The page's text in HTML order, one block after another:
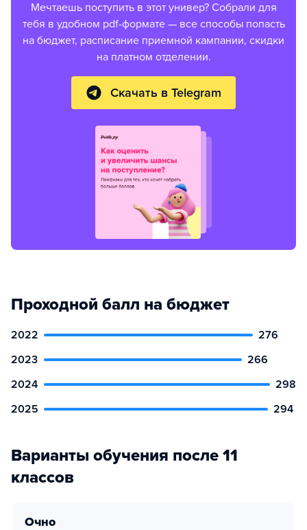
Мечтаешь поступить в этот универ? Собрали для
тебя в удобном pdf-формате — все способы попасть
на бюджет, расписание приемной кампании, скидки
на платном отделении.
Скачать в Telegram
Проходной балл на бюджет
2022
276
2023
266
2024
298
2025
294
Варианты обучения после 11
классов
очно